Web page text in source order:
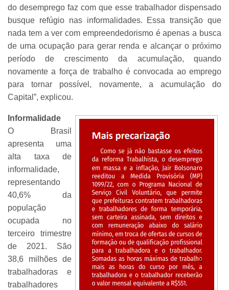
do desemprego faz com que esse trabalhador dispensado
busque refúgio nas informalidades. Essa transição que
nada tem a ver com empreendedorismo é apenas a busca
de uma ocupação para gerar renda e alcançar o próximo
período de crescimento da acumulação, quando
novamente a força de trabalho é convocada ao emprego
para tornar possível, novamente, a acumulação do
Capital”, explicou.
Informalidade
O Brasil
apresenta uma
alta taxa de
informalidade,
representando
40,6% da
população
ocupada no
terceiro trimestre
de 2021. São
38,6 milhões de
trabalhadoras e
trabalhadores